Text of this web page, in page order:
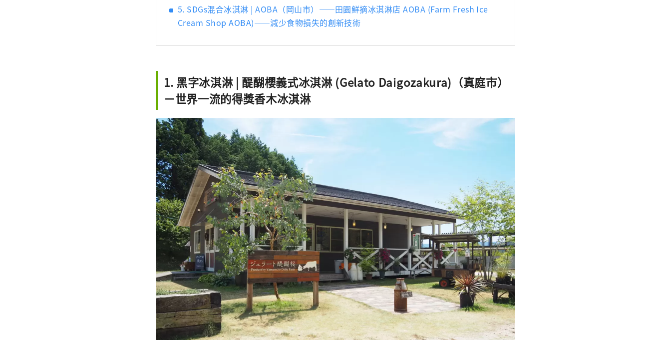
5. SDGs混合冰淇淋 | AOBA（岡山市）——田園鮮摘冰淇淋店 AOBA (Farm Fresh Ice
Cream Shop AOBA)——減少食物損失的創新技術
1. 黑字冰淇淋 | 醍醐櫻義式冰淇淋 (Gelato Daigozakura)（真庭市）
－世界一流的得獎香木冰淇淋